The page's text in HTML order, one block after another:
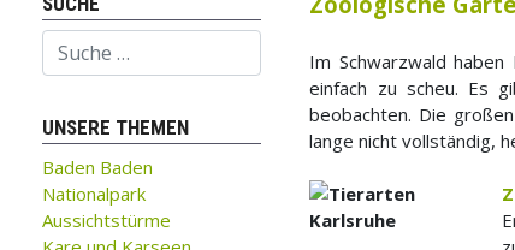
Suchen
UNSERE THEMEN
Baden Baden
Nationalpark
Aussichtstürme
Im Schwarzwald
einfach zu scheu. Es
beobachten. Die
lange nicht vollständig,